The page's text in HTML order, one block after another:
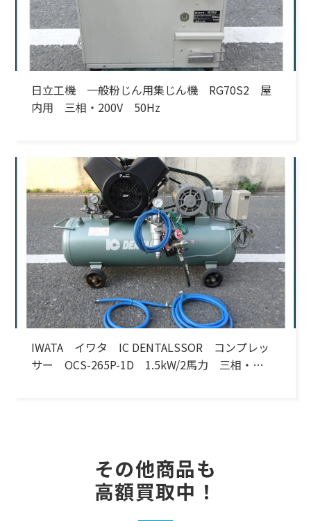
日立工機 一般粉じん用集じん機 RG70S2 屋
内用 三相・200V 50Hz
IWATA イワタ IC DENTALSSOR コンプレッ
サー OCS-265P-1D 1.5kW/2馬力 三相・
その他商品も
高額買取中！